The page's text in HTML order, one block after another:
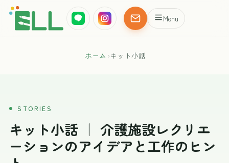
Menu
ホーム ›キット小話
STORIES
キット小話 ｜ 介護施設レクリエ
ーションのアイデアと工作のヒン